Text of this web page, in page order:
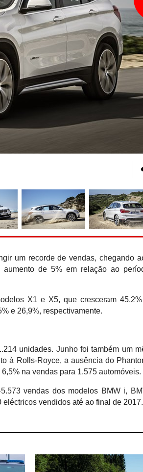
um recorde de vendas, chegando
de 5% em relação ao
X1 e X5, que cresceram
e 26,9%, respectivamente.
unidades. Junho foi também um
à Rolls-Royce, a ausência do
na vendas para 1.575 automóveis.
vendas dos modelos BMW i,
vendidos até ao final de 2017.
Hennessey Blackbird
para o puro gozo ao